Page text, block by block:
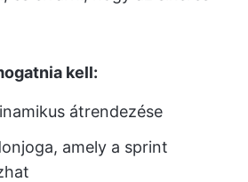
kell:
átrendezése
amely a sprint